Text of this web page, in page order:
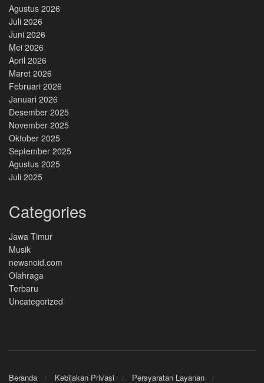
Agustus 2026
Juli 2026
Juni 2026
Mei 2026
April 2026
Maret 2026
Februari 2026
Januari 2026
Desember 2025
November 2025
Oktober 2025
September 2025
Agustus 2025
Juli 2025
Categories
Jawa Timur
Musik
newsnoid.com
Olahraga
Terbaru
Uncategorized
Beranda Kebijakan Privasi Persyaratan Layanan